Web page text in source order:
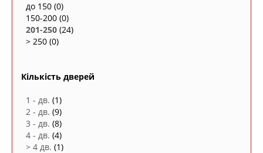
до 150 (0)
150-200 (0)
201-250 (24)
> 250 (0)
Кількість дверей
1 - дв. (1)
2 - дв. (9)
3 - дв. (8)
4 - дв. (4)
> 4 дв. (1)